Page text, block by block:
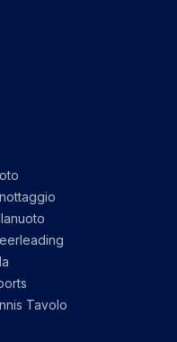
Tavolo